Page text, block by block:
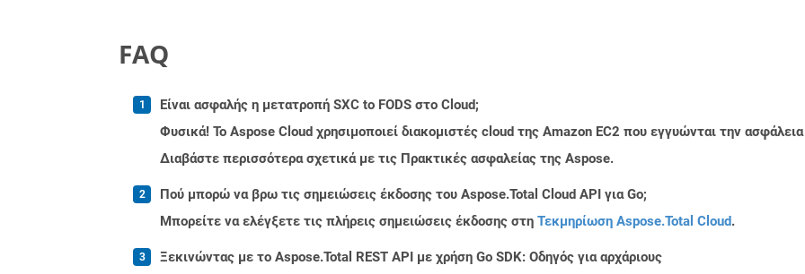
FAQ
Είναι ασφαλής η μετατροπή SXC to FODS στο Cloud;
Φυσικά! Το Aspose Cloud χρησιμοποιεί διακομιστές cloud της Amazon EC2 που εγγυώνται την
Διαβάστε περισσότερα σχετικά με τις Πρακτικές ασφαλείας της Aspose.
Πού μπορώ να βρω τις σημειώσεις έκδοσης του Aspose.Total Cloud API για Go;
Μπορείτε να ελέγξετε τις πλήρεις σημειώσεις έκδοσης στη Τεκμηρίωση Aspose.Total Cloud.
Ξεκινώντας με το Aspose.Total REST API με χρήση Go SDK: Οδηγός για αρχάριους